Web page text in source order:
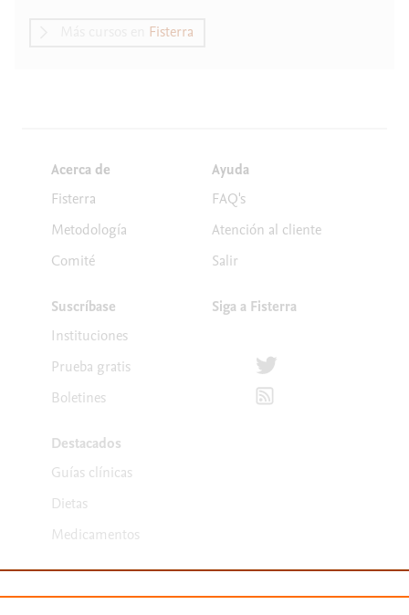
Fisterra
Acerca de
Fisterra
Metodología
Comité
Suscríbase
Instituciones
Prueba gratis
Boletines
Destacados
Guías clínicas
Dietas
Medicamentos
Ayuda
FAQ's
Atención al cliente
Salir
Siga a Fisterra
Síguenos en Twitter
Suscríbete para recibir